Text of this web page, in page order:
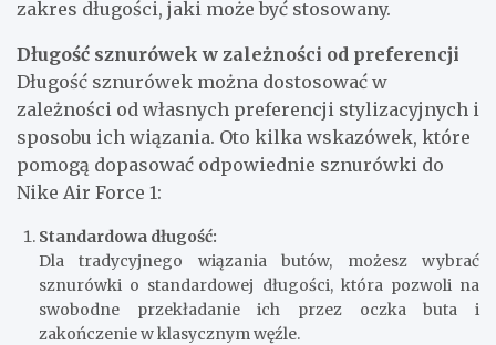
zakres długości, jaki może być stosowany.
Długość sznurówek w zależności od preferencji
Długość sznurówek można dostosować w
zależności od własnych preferencji stylizacyjnych i
sposobu ich wiązania. Oto kilka wskazówek, które
pomogą dopasować odpowiednie sznurówki do
Nike Air Force 1:
Standardowa długość:
Dla tradycyjnego wiązania butów, możesz wybrać
sznurówki o standardowej długości, która pozwoli na
swobodne przekładanie ich przez oczka buta i
zakończenie w klasycznym węźle.